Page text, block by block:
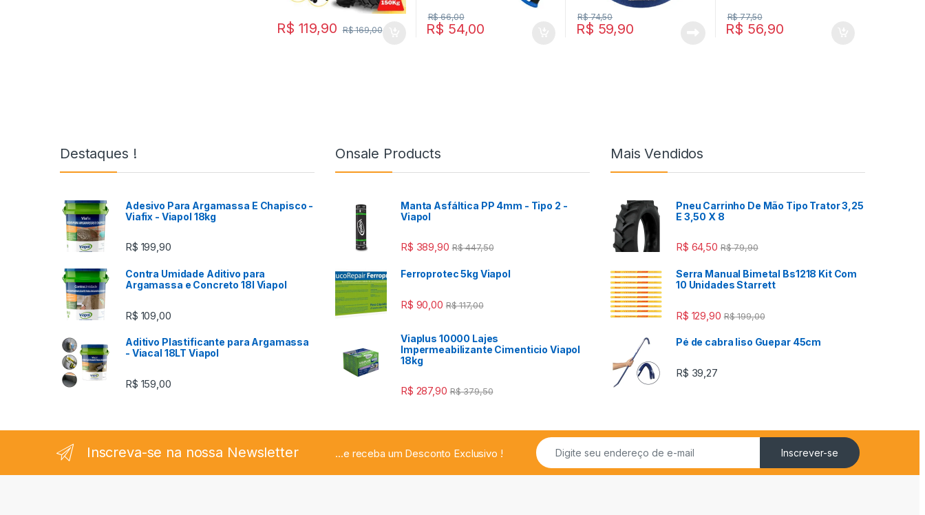
R$ 119,90 R$169,00 R$ 54,00
R$66,00
R$ 59,90
R$74,50
R$ 56,90
R$77,50
Destaques !
Adesivo Para Argamassa E Chapisco -
Viafix - Viapol 18kg
R$ 199,90
Contra Umidade Aditivo para
Argamassa e Concreto 18l Viapol
R$ 109,00
Aditivo Plastificante para Argamassa
- Viacal 18LT Viapol
R$ 159,00
Onsale Products
Manta Asfáltica PP 4mm - Tipo 2 -
Viapol
R$ 389,90 R$447,50
Ferroprotec 5kg Viapol
R$ 90,00 R$117,00
Viaplus 10000 Lajes
Impermeabilizante Cimenticio Viapol
18kg
R$ 287,90 R$379,50
Mais Vendidos
Pneu Carrinho De Mão Tipo Trator 3,25
E 3,50 X 8
R$ 64,50 R$79,90
Serra Manual Bimetal Bs1218 Kit Com
10 Unidades Starrett
R$ 129,90 R$199,00
Pé de cabra liso Guepar 45cm
R$ 39,27
Inscreva-se na nossa Newsletter ...e receba um Desconto Exclusivo ! Inscrever-se